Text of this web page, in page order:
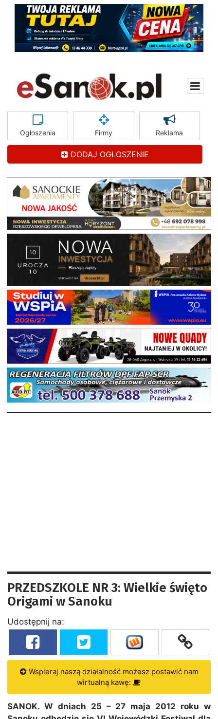
Ogłoszenia Firmy Reklama
DODAJ OGŁOSZENIE
PRZEDSZKOLE NR 3: Wielkie święto
Origami w Sanoku
Udostępnij na:
Wspieraj naszą działalność możesz postawić nam
wirtualną kawę:
SANOK. W dniach 25 – 27 maja 2012 roku w